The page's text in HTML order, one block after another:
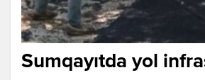
Sumqayıtda yol